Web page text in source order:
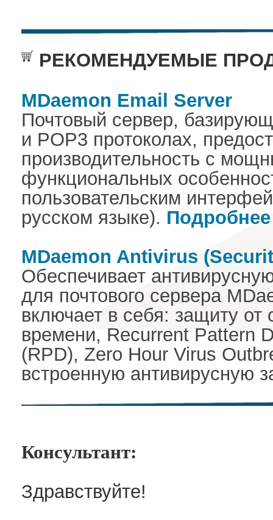
РЕКОМЕНДУЕМЫЕ
MDaemon Email Server
Почтовый сервер,
и POP3 протоколах,
производительность с
функциональных
пользовательским
русском языке).
MDaemon Antivirus
Обеспечивает
для почтового сервера
включает в себя: защиту
времени, Recurrent Pattern
(RPD), Zero Hour Virus
встроенную антивирусную
Консультант:
Здравствуйте!